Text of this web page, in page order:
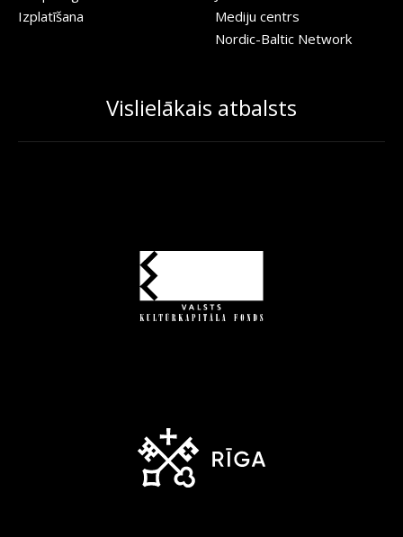
Izplatīšana
Mediju centrs
Nordic-Baltic Network
Vislielākais atbalsts